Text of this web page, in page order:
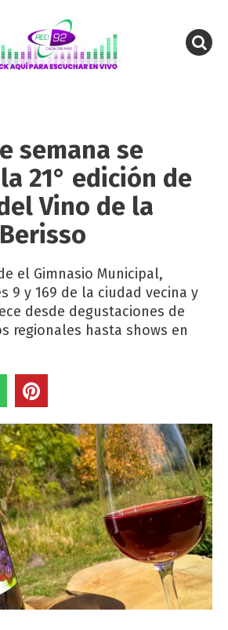
semana se
21° edición de
Vino de la
el Gimnasio Municipal,
9 y 169 de la ciudad vecina y
desde degustaciones de
regionales hasta shows en